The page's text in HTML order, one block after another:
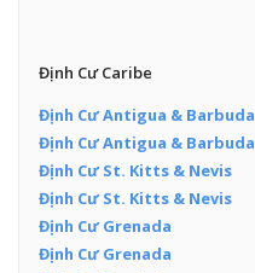
Định Cư Caribe
Định Cư Antigua & Barbuda
Định Cư Antigua & Barbuda
Định Cư St. Kitts & Nevis
Định Cư St. Kitts & Nevis
Định Cư Grenada
Định Cư Grenada